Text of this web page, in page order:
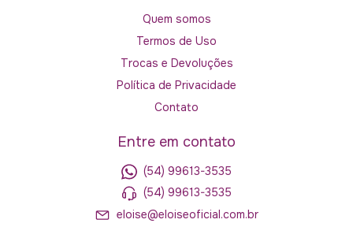
Quem somos
Termos de Uso
Trocas e Devoluções
Política de Privacidade
Contato
Entre em contato
(54) 99613-3535
(54) 99613-3535
eloise@eloiseoficial.com.br